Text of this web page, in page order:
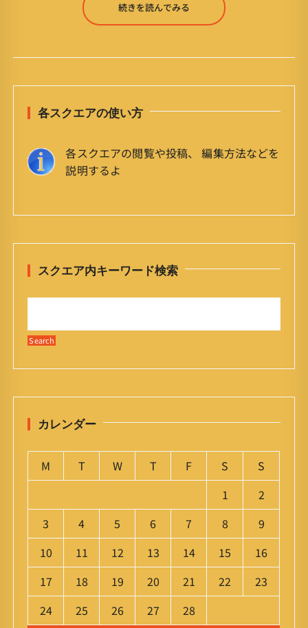
続きを読んでみる
各スクエアの使い方
各スクエアの閲覧や投稿、 編集方法などを
説明するよ
スクエア内キーワード検索
カレンダー
M T W T F S
S
1
2
3
4 5 6 7 8
9
10
11 12 13 14 15
16
17
18 19 20 21 22
23
24
25 26 27 28